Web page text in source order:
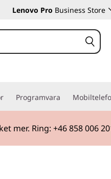
Lenovo Pro Business Store
Programvara
mer. Ring: +46 858 006